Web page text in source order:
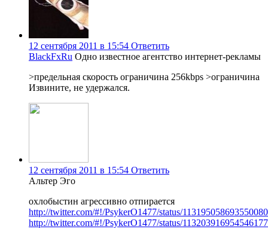
12 сентября 2011 в 15:54 Ответить
BlackFxRu Одно известное агентство интернет-рекламы
>предельная скорость ограничина 256kbps >ограничина
Извините, не удержался.
12 сентября 2011 в 15:54 Ответить
Альтер Эго
охлобыстин агрессивно отпирается
http://twitter.com/#!/PsykerO1477/status/113195058693550080
http://twitter.com/#!/PsykerO1477/status/113203916954546177